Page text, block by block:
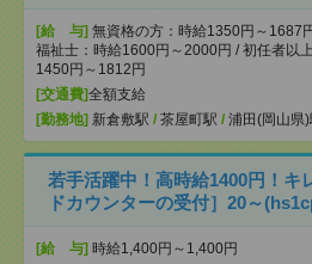
[給 与] 無資格の方：時給1350円～1687
福祉士：時給1600円～2000円 / 初任者以
1450円～1812円
[交通費]全額支給
[勤務地] 新倉敷駅 / 茶屋町駅 / 浦田(岡山県)
若手活躍中！高時給1400円！キ
ドカウンターの受付］20～
[給 与] 時給1,400円～1,400円